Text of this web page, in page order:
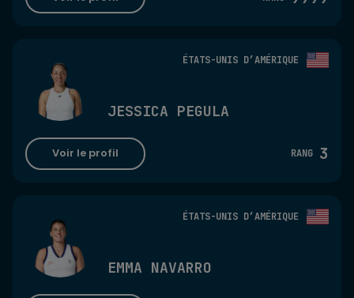
ÉTATS-UNIS D’AMÉRIQUE
JESSICA PEGULA
Voir le profil RANG 3
ÉTATS-UNIS D’AMÉRIQUE
EMMA NAVARRO